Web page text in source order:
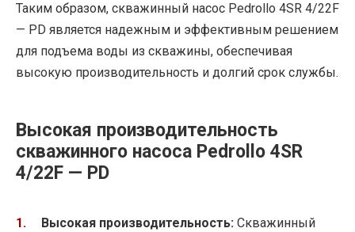
Таким образом, скважинный насос Pedrollo 4SR 4/22F
— PD является надежным и эффективным решением
для подъема воды из скважины, обеспечивая
высокую производительность и долгий срок службы.
Высокая производительность
скважинного насоса Pedrollo 4SR
4/22F — PD
Высокая производительность: Скважинный